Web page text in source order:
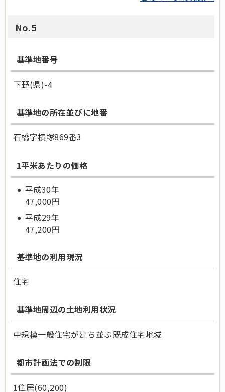
No.5
基準地番号
下野(県)-4
基準地の所在並びに地番
石橋字横塚869番3
1平米あたりの価格
平成30年
47,000円
平成29年
47,200円
基準地の利用現況
住宅
基準地周辺の土地利用状況
中規模一般住宅が建ち並ぶ既成住宅地域
都市計画法での制限
1住居(60,200)